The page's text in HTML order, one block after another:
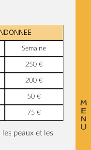
Semaine
250 €
200 €
50 €
75 €
les peaux et les